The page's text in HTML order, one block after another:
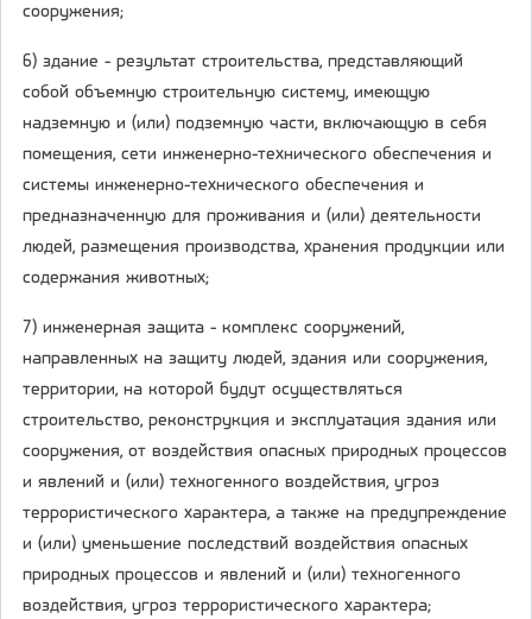
сооружения;
6) здание - результат строительства, представляющий
собой объемную строительную систему, имеющую
надземную и (или) подземную части, включающую в себя
помещения, сети инженерно-технического обеспечения и
системы инженерно-технического обеспечения и
предназначенную для проживания и (или) деятельности
людей, размещения производства, хранения продукции или
содержания животных;
7) инженерная защита - комплекс сооружений,
направленных на защиту людей, здания или сооружения,
территории, на которой будут осуществляться
строительство, реконструкция и эксплуатация здания или
сооружения, от воздействия опасных природных процессов
и явлений и (или) техногенного воздействия, угроз
террористического характера, а также на предупреждение
и (или) уменьшение последствий воздействия опасных
природных процессов и явлений и (или) техногенного
воздействия, угроз террористического характера;